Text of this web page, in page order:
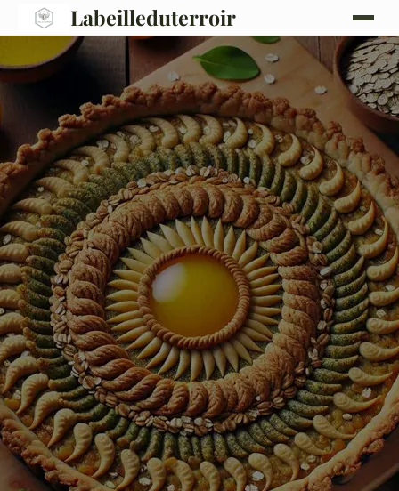
Labeilleduterroir